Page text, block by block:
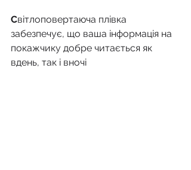
Світлоповертаюча плівка
забезпечує, що ваша інформація на
покажчику добре читається як
вдень, так і вночі